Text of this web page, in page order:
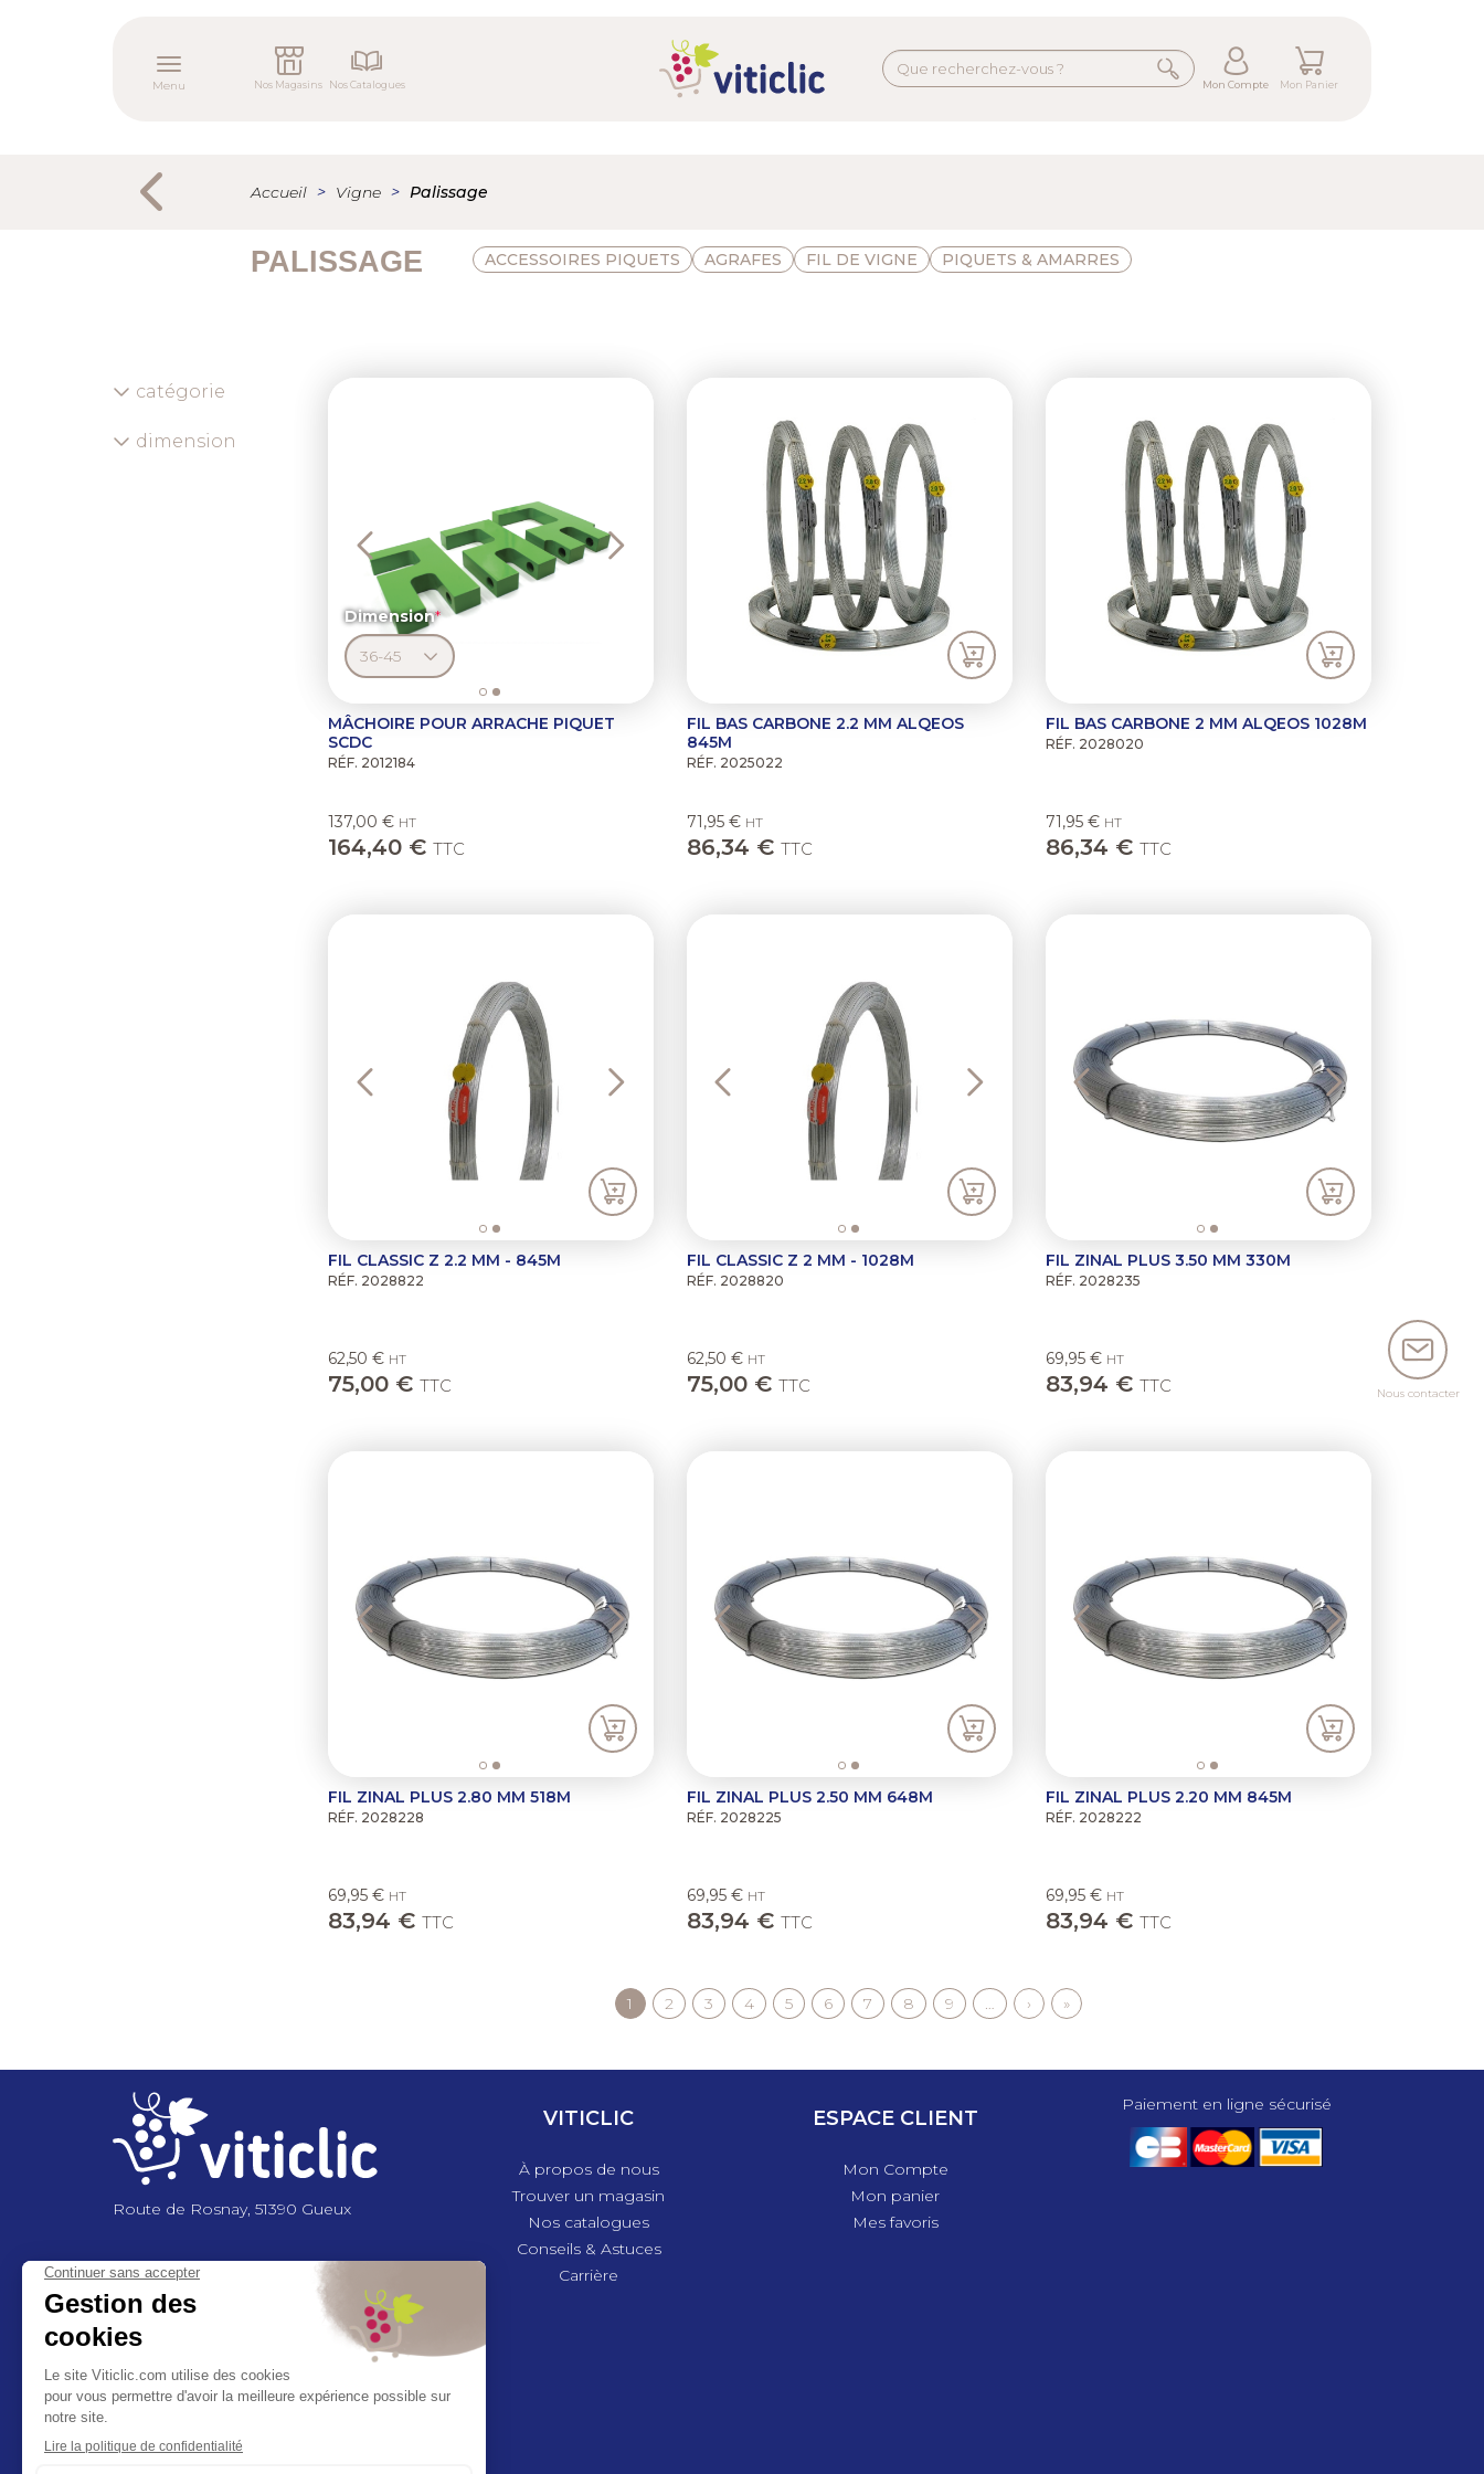
tertiaire
Nos Magasins Nos Catalogues
secondaire
Mon Compte Mon Panier
Toggle navigation
Menu
Accueil Vigne Palissage
PALISSAGE ACCESSOIRES PIQUETS AGRAFES FIL DE VIGNE PIQUETS & AMARRES
catégorie
dimension
Dimension
MÂCHOIRE POUR ARRACHE PIQUET
SCDC
RÉF. 2012184
137,00 € HT
164,40 € TTC
FIL BAS CARBONE 2.2 MM ALQEOS
845M
RÉF. 2025022
71,95 € HT
86,34 € TTC
FIL BAS CARBONE 2 MM ALQEOS 1028M
RÉF. 2028020
71,95 € HT
86,34 € TTC
FIL CLASSIC Z 2.2 MM - 845M
RÉF. 2028822
62,50 € HT
75,00 € TTC
FIL CLASSIC Z 2 MM - 1028M
RÉF. 2028820
62,50 € HT
75,00 € TTC
FIL ZINAL PLUS 3.50 MM 330M
RÉF. 2028235
69,95 € HT
83,94 € TTC
FIL ZINAL PLUS 2.80 MM 518M
RÉF. 2028228
69,95 € HT
83,94 € TTC
FIL ZINAL PLUS 2.50 MM 648M
RÉF. 2028225
69,95 € HT
83,94 € TTC
FIL ZINAL PLUS 2.20 MM 845M
RÉF. 2028222
69,95 € HT
83,94 € TTC
Page
courante
1 Page
2 Page
3 Page
4 Page
5 Page
6 Page
7 Page
8 Page
9 … Page
suivante
› Dernière
page
»
Nous contacter
Route de Rosnay, 51390 Gueux
NOUS CONTACTER
+33 3 26 03 6
Exercez vos droits RGPD
Ethic’call
VITICLIC
À propos de nous
Trouver un magasin
Nos catalogues
Conseils & Astuces
Carrière
ESPACE CLIENT
Mon Compte
Mon panier
Mes favoris
Paiement en ligne sécurisé